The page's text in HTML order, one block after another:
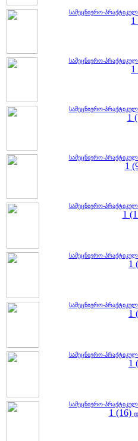
სამეცნიერო-
1
სამეცნიერო-
1
სამეცნიერო-
1
სამეცნიერო-
1
სამეცნიერო-
1
სამეცნიერო-
1
სამეცნიერო-
1
სამეცნიერო-
1
სამეცნიერო-
1 (16)